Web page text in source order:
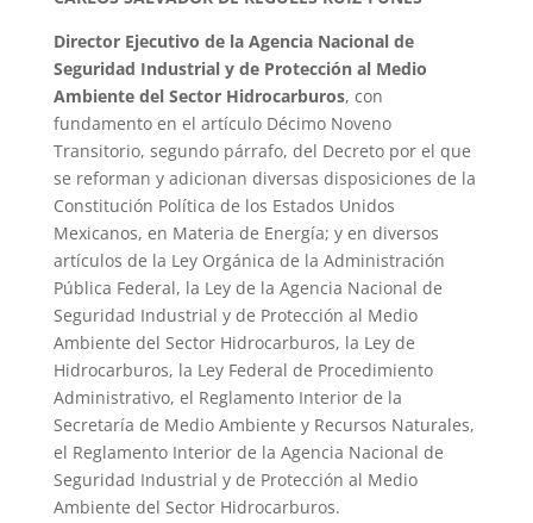
Director Ejecutivo de la Agencia Nacional de
Seguridad Industrial y de Protección al Medio
Ambiente del Sector Hidrocarburos, con
fundamento en el artículo Décimo Noveno
Transitorio, segundo párrafo, del Decreto por el que
se reforman y adicionan diversas disposiciones de la
Constitución Política de los Estados Unidos
Mexicanos, en Materia de Energía; y en diversos
artículos de la Ley Orgánica de la Administración
Pública Federal, la Ley de la Agencia Nacional de
Seguridad Industrial y de Protección al Medio
Ambiente del Sector Hidrocarburos, la Ley de
Hidrocarburos, la Ley Federal de Procedimiento
Administrativo, el Reglamento Interior de la
Secretaría de Medio Ambiente y Recursos Naturales,
el Reglamento Interior de la Agencia Nacional de
Seguridad Industrial y de Protección al Medio
Ambiente del Sector Hidrocarburos.